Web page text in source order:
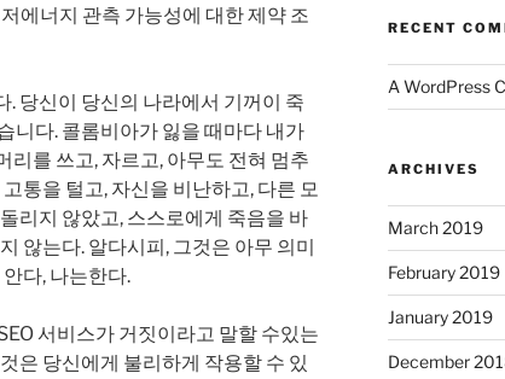
에너지 관측 가능성에 대한 제약 조
당신이 당신의 나라에서 기꺼이 죽
니다. 콜롬비아가 잃을 때마다 내가
리를 쓰고, 자르고, 아무도 전혀 멈추
통을 털고, 자신을 비난하고, 다른 모
리지 않았고, 스스로에게 죽음을 바
않는다. 알다시피, 그것은 아무 의미
다, 나는한다.
서비스가 거짓이라고 말할 수있는
은 당신에게 불리하게 작용할 수 있
RECENT
A WordPress
ARCHIVES
March 2019
February 2019
January 2019
December